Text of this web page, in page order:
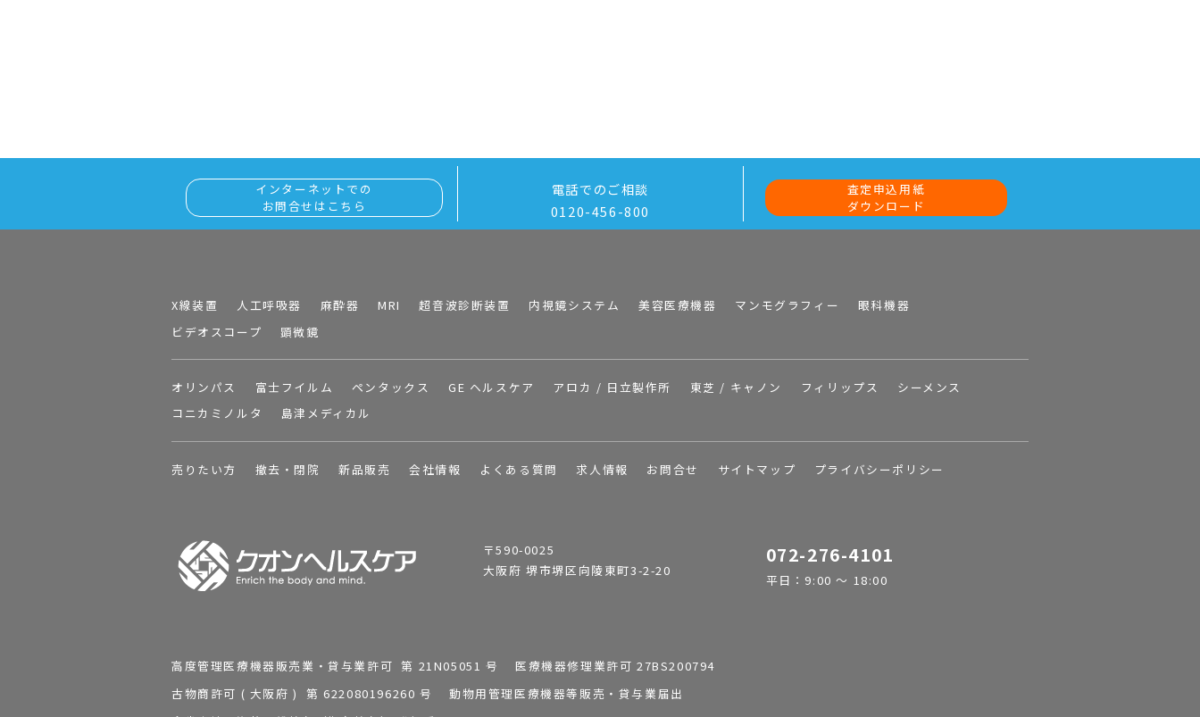
インターネットでの
お問合せはこちら
電話でのご相談
0120-456-800
査定申込用紙
ダウンロード
X線装置 人工呼吸器 麻酔器 MRI 超音波診断装置 内視鏡システム 美容医療機器 マンモグラフィー
眼科機器
ビデオスコープ
顕微鏡
オリンパス 富士フイルム ペンタックス GE ヘルスケア アロカ / 日立製作所 東芝 / キャノン フィリップス
シーメンス
コニカミノルタ
島津メディカル
売りたい方 撤去・閉院 新品販売 会社情報 よくある質問 求人情報 お問合せ サイトマップ プライバシーポリシー
〒590-0025
大阪府 堺市堺区向陵東町3-2-20
072-276-4101
平日：9:00 ～ 18:00
高度管理医療機器販売業・貸与業許可 第 21N05051 号 医療機器修理業許可 27BS200794
古物商許可 ( 大阪府 ) 第 622080196260 号 動物用管理医療機器等販売・貸与業届出